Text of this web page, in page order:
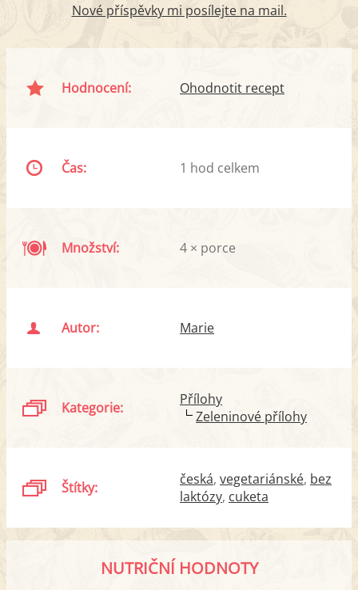
Nové příspěvky mi posílejte na mail.
Hodnocení: Ohodnotit recept
Čas: 1 hod celkem
Množství: 4 × porce
Autor: Marie
Kategorie:
Přílohy
Zeleninové přílohy
Štítky: česká vegetariánské bez
laktózy cuketa
NUTRIČNÍ HODNOTY